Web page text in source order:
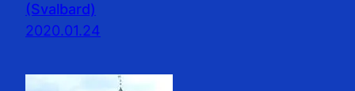
(Svalbard)
2020.01.24